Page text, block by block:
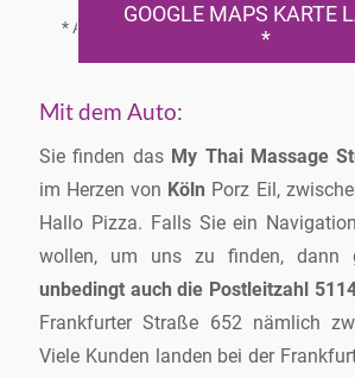
GOOGLE MAPS KARTE
*
* ACHTUNG. Mit dem Laden der Karte
Mit dem Auto:
Sie finden das My Thai Massage
im Herzen von Köln Porz Eil,
Hallo Pizza. Falls Sie ein
wollen, um uns zu finden, dann
unbedingt auch die Postleitzahl
Frankfurter Straße 652 nämlich
Viele Kunden landen bei der